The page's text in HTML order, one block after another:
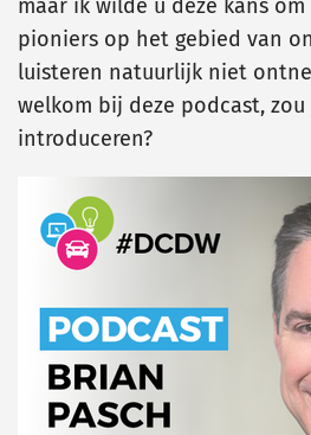
maar ik wilde u deze kans
pioniers op het gebied van
luisteren natuurlijk niet
welkom bij deze podcast,
introduceren?